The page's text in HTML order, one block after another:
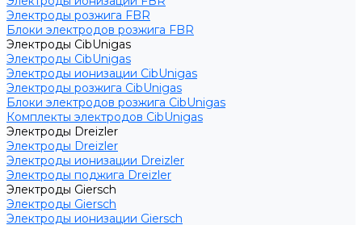
Электроды розжига FBR
Блоки электродов розжига FBR
Электроды CibUnigas
Электроды CibUnigas
Электроды ионизации CibUnigas
Электроды розжига CibUnigas
Блоки электродов розжига CibUnigas
Комплекты электродов CibUnigas
Электроды Dreizler
Электроды Dreizler
Электроды ионизации Dreizler
Электроды поджига Dreizler
Электроды Giersch
Электроды Giersch
Электроды ионизации Giersch